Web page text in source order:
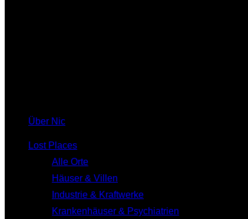
Über Nic
Lost Places
Alle Orte
Häuser & Villen
Industrie & Kraftwerke
Krankenhäuser & Psychiatrien